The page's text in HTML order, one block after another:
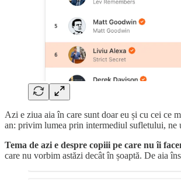
Azi e ziua aia în care sunt doar eu și cu cei ce
an: privim lumea prin intermediul sufletului, ne
Tema de azi e despre copiii pe care nu îi
care nu vorbim astăzi decât în șoaptă. De aia